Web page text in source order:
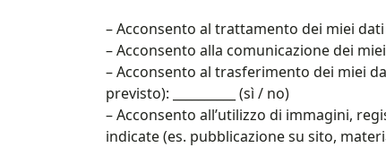
– Acconsento al trattamento dei miei dati
– Acconsento alla comunicazione dei
– Acconsento al trasferimento dei miei
previsto): __________ (sì / no)
– Acconsento all’utilizzo di immagini,
indicate (es. pubblicazione su sito,